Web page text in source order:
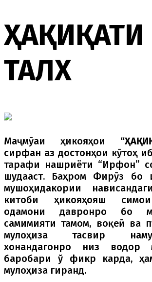
ҲАҚИҚАТИ
ТАЛХ
Маҷмӯаи ҳикояҳои “ҲАҚИ
сирфан аз достонҳои кӯтоҳ
тарафи нашриёти “Ирфон”
шудааст. Баҳром Фирӯз бо
мушоҳидакории
китоби ҳикояҳояш
одамони давронро бо
самимияти тамом, воқеӣ ва
мулоҳиза тасвир
хонандагонро низ водор
баробари ў фикр карда,
мулоҳиза гиранд.